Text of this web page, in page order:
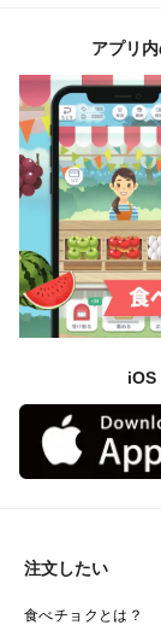
アプリ
iOS
注文したい
食べチョクとは？